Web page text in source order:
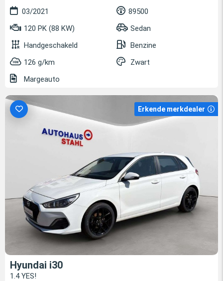
03/2021
89500
120 PK (88 KW)
Sedan
Handgeschakeld
Benzine
126 g/km
Zwart
Margeauto
Erkende merkdealer
Hyundai i30
1.4 YES!